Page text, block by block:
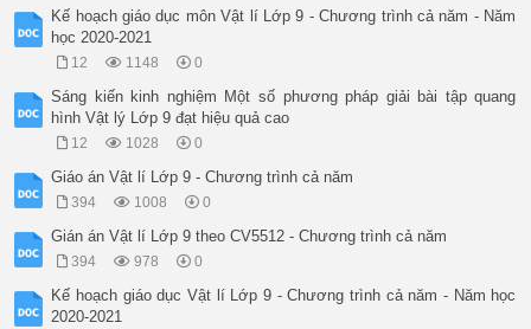
Kế hoạch giáo dục môn Vật lí Lớp 9 - Chương trình cả năm - Năm
học 2020-2021
12 1148 0
Sáng kiến kinh nghiệm Một số phương pháp giải bài tập quang
hình Vật lý Lớp 9 đạt hiệu quả cao
12 1028 0
Giáo án Vật lí Lớp 9 - Chương trình cả năm
394 1008 0
Gián án Vật lí Lớp 9 theo CV5512 - Chương trình cả năm
394 978 0
Kế hoạch giáo dục Vật lí Lớp 9 - Chương trình cả năm - Năm học
2020-2021